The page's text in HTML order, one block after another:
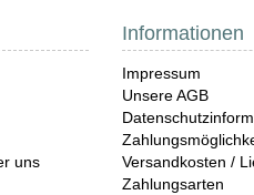
uns
Informationen
Impressum
Unsere AGB
Versandkosten /
Zahlungsarten